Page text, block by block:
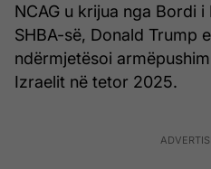
NCAG u krijua nga Bordi
SHBA-së, Donald Trump
ndërmjetësoi
Izraelit në tetor 2025.